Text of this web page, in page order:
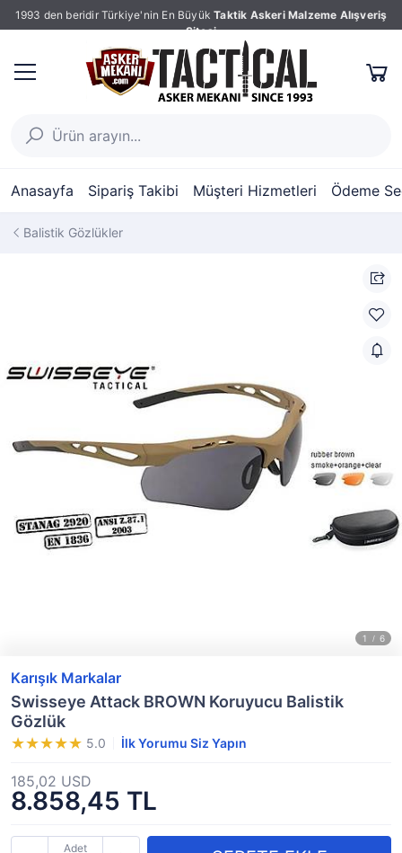
1993 den beridir Türkiye'nin En Büyük Taktik Askeri Malzeme Alışveriş
Sitesi
Anasayfa Sipariş Takibi Müşteri Hizmetleri Ödeme
Balistik Gözlükler
Karışık Markalar
Swisseye Attack BROWN Koruyucu Balistik
Gözlük
5.0 İlk Yorumu Siz Yapın
8.858,45 TL
185,02 USD
Adet